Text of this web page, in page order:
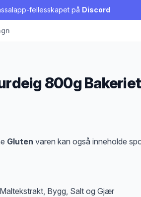
fellesskapet på Discord
800g
Gluten varen kan også inneholde
Bygg, Salt og Gjær